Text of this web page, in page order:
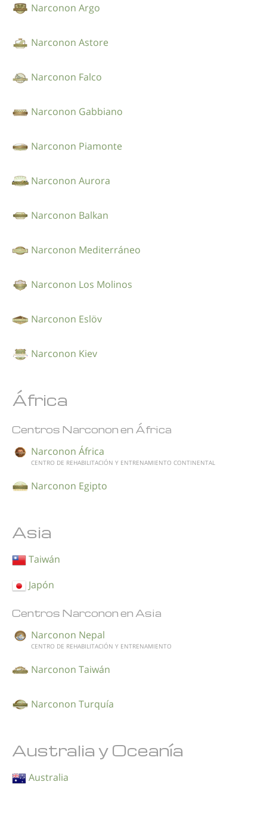
Narconon Argo
Narconon Astore
Narconon Falco
Narconon Gabbiano
Narconon Piamonte
Narconon Aurora
Narconon Balkan
Narconon Mediterráneo
Narconon Los Molinos
Narconon Eslöv
Narconon Kiev
África
Centros Narconon en África
Narconon África
CENTRO DE REHABILITACIÓN Y ENTRENAMIENTO CONTINENTAL
Narconon Egipto
Asia
Taiwán
Japón
Centros Narconon en Asia
Narconon Nepal
CENTRO DE REHABILITACIÓN Y ENTRENAMIENTO
Narconon Taiwán
Narconon Turquía
Australia y Oceanía
Australia